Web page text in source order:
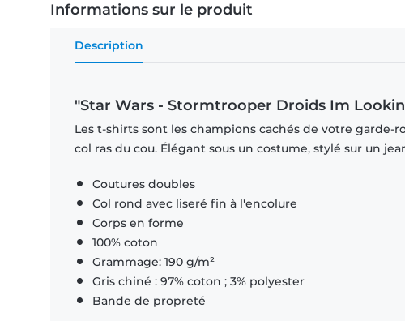
Informations sur le produit
Description
"Star Wars - Stormtrooper Droids Im
Les t-shirts sont les champions cachés de votre garde-
col ras du cou. Élégant sous un costume, stylé sur un
Coutures doubles
Col rond avec liseré fin à l'encolure
Corps en forme
100% coton
Grammage: 190 g/m²
Gris chiné : 97% coton ; 3% polyester
Bande de propreté